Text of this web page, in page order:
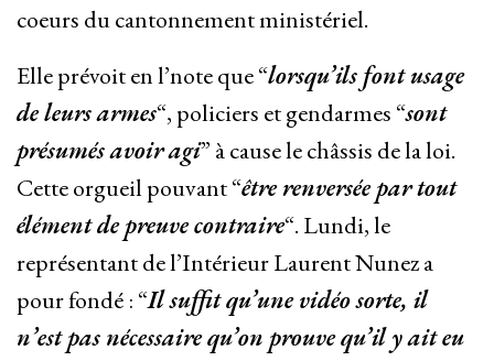
coeurs du cantonnement ministériel.
Elle prévoit en l’note que “lorsqu’ils font usage
de leurs armes“, policiers et gendarmes “sont
présumés avoir agi” à cause le châssis de la loi.
Cette orgueil pouvant “être renversée par tout
élément de preuve contraire“. Lundi, le
représentant de l’Intérieur Laurent Nunez a
pour fondé : “Il suffit qu’une vidéo sorte, il
n’est pas nécessaire qu’on prouve qu’il y ait eu